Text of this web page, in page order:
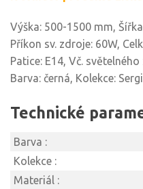
Výška: 500-1500 mm,
Příkon sv. zdroje: 60W,
Patice: E14, Vč.
Barva: černá, Kolekce:
Technické
Barva :
Kolekce :
Materiál :